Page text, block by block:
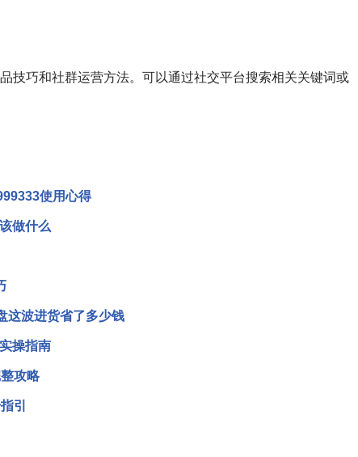
技巧和社群运营方法。可以通过社交平台搜索相关关键词或
使用心得
做什么
这波进货省了多少钱
操指南
攻略
引